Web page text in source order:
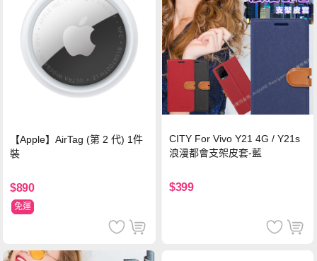
【Apple】AirTag (第 2 代) 1件
裝
$890
免運
CITY For Vivo Y21 4G / Y21s
浪漫都會支架皮套-藍
$399